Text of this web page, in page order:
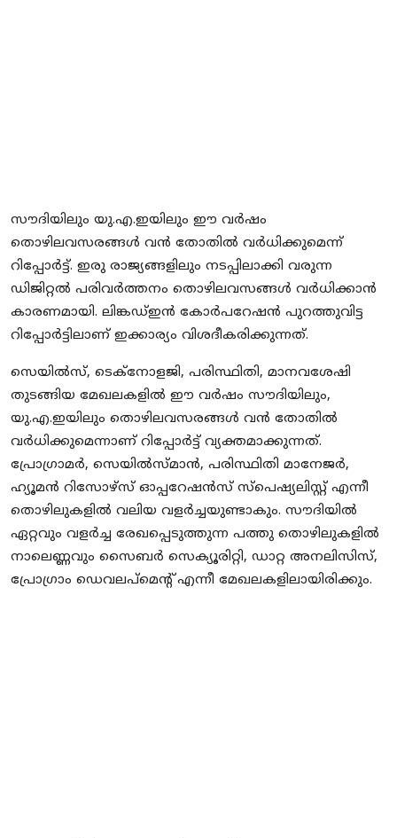
സൗദിയിലും യു.എ.ഇയിലും ഈ വര്‍ഷം
തൊഴിലവസരങ്ങള്‍ വൻ തോതില്‍ വര്‍ധിക്കുമെന്ന്
റിപ്പോർട്ട്. ഇരു രാജ്യങ്ങളിലും നടപ്പിലാക്കി വരുന്ന
ഡിജിറ്റൽ പരിവർത്തനം തൊഴിലവസങ്ങൾ വർധിക്കാൻ
കാരണമായി. ലിങ്കഡ്ഇന്‍ കോര്‍പറേഷന്‍ പുറത്തുവിട്ട
റിപ്പോര്‍ട്ടിലാണ് ഇക്കാര്യം വിശദീകരിക്കുന്നത്.
സെയില്‍സ്, ടെക്‌നോളജി, പരിസ്ഥിതി, മാനവശേഷി
തുടങ്ങിയ മേഖലകളിൽ ഈ വർഷം സൗദിയിലും,
യു.എ.ഇയിലും തൊഴിലവസരങ്ങൾ വൻ തോതിൽ
വർധിക്കുമെന്നാണ് റിപ്പോര്‍ട്ട് വ്യക്തമാക്കുന്നത്.
പ്രോഗ്രാമര്‍, സെയില്‍സ്മാന്‍, പരിസ്ഥിതി മാനേജര്‍,
ഹ്യൂമന്‍ റിസോഴ്‌സ് ഓപ്പറേഷന്‍സ് സ്‌പെഷ്യലിസ്റ്റ് എന്നീ
തൊഴിലുകളില്‍ വലിയ വളര്‍ച്ചയുണ്ടാകും. സൗദിയില്‍
ഏറ്റവും വളര്‍ച്ച രേഖപ്പെടുത്തുന്ന പത്തു തൊഴിലുകളില്‍
നാലെണ്ണവും സൈബര്‍ സെക്യൂരിറ്റി, ഡാറ്റ അനലിസിസ്,
പ്രോഗ്രാം ഡെവലപ്‌മെന്റ് എന്നീ മേഖലകളിലായിരിക്കും.